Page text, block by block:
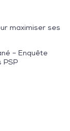
maximiser ses
– Enquête
PSP